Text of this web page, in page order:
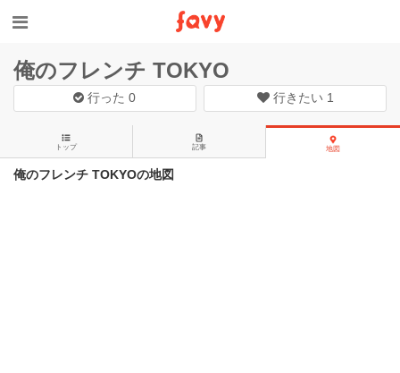
俺のフレンチ TOKYO
行った0 行きたい 1
トップ 記事 地図
俺のフレンチ TOKYOの地図